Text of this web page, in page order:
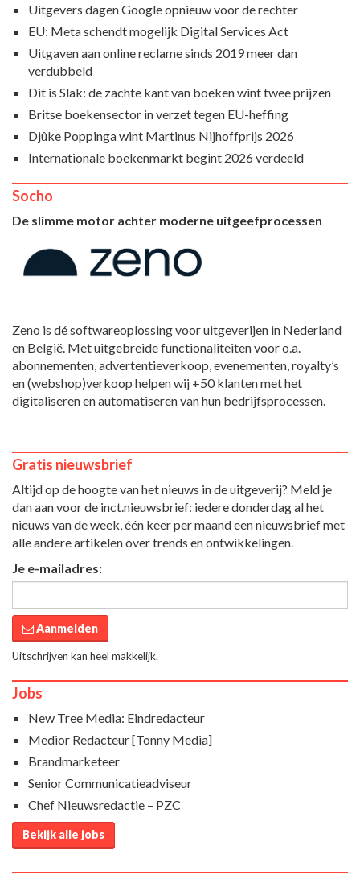
Uitgevers dagen Google opnieuw voor de rechter
EU: Meta schendt mogelijk Digital Services Act
Uitgaven aan online reclame sinds 2019 meer dan
verdubbeld
Dit is Slak: de zachte kant van boeken wint twee prijzen
Britse boekensector in verzet tegen EU-heffing
Djûke Poppinga wint Martinus Nijhoffprijs 2026
Internationale boekenmarkt begint 2026 verdeeld
Socho
De slimme motor achter moderne uitgeefprocessen
Zeno is dé softwareoplossing voor uitgeverijen in Nederland
en België. Met uitgebreide functionaliteiten voor o.a.
abonnementen, advertentieverkoop, evenementen, royalty’s
en (webshop)verkoop helpen wij +50 klanten met het
digitaliseren en automatiseren van hun bedrijfsprocessen.
Gratis nieuwsbrief
Altijd op de hoogte van het nieuws in de uitgeverij? Meld je
dan aan voor de inct.nieuwsbrief: iedere donderdag al het
nieuws van de week, één keer per maand een nieuwsbrief met
alle andere artikelen over trends en ontwikkelingen.
Je e-mailadres:
Aanmelden
Uitschrijven kan heel makkelijk.
Jobs
New Tree Media: Eindredacteur
Medior Redacteur [Tonny Media]
Brandmarketeer
Senior Communicatieadviseur
Chef Nieuwsredactie – PZC
Bekijk alle jobs